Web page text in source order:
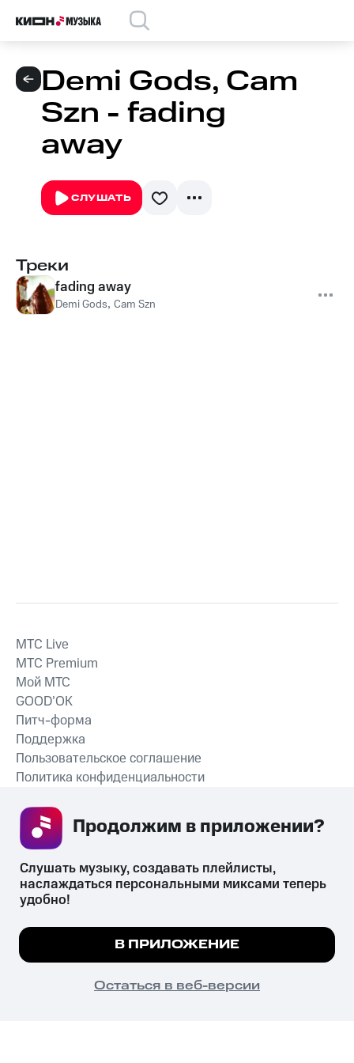
Demi Gods, Cam
Szn - fading
away
СЛУШАТЬ
Треки
fading away
Demi Gods, Cam Szn
СКАЧАТЬ ПРИЛОЖЕНИЕ
MTС Live
MTС Premium
Мой МТС
GOOD’OK
Питч-форма
Поддержка
Пользовательское соглашение
Политика конфиденциальности
психотропных веществ, их аналогов причиняет вред здоровью,
их незаконный оборот запрещён и влечёт установленную
законодательством ответственность.
© 2026 ООО «КИОН».
Все права защищены
Мы используем куки, чтобы на сайте все
Подробнее
ПОНЯТНО
Слушать музыку, создавать плейлисты,
наслаждаться персональными миксами теперь
удобно!
В ПРИЛОЖЕНИЕ
Остаться в веб-версии